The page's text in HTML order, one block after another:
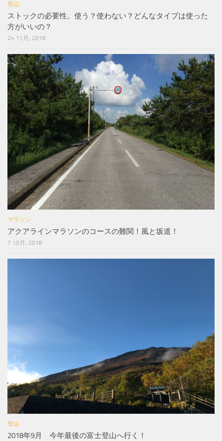
登山
ストックの必要性。使う？使わない？どんなタイプは使った
方がいいの？
24 11月, 2018
マラソン
アクアラインマラソンのコースの難関！風と坂道！
7 10月, 2018
登山
2018年9月 今年最後の富士登山へ行く！